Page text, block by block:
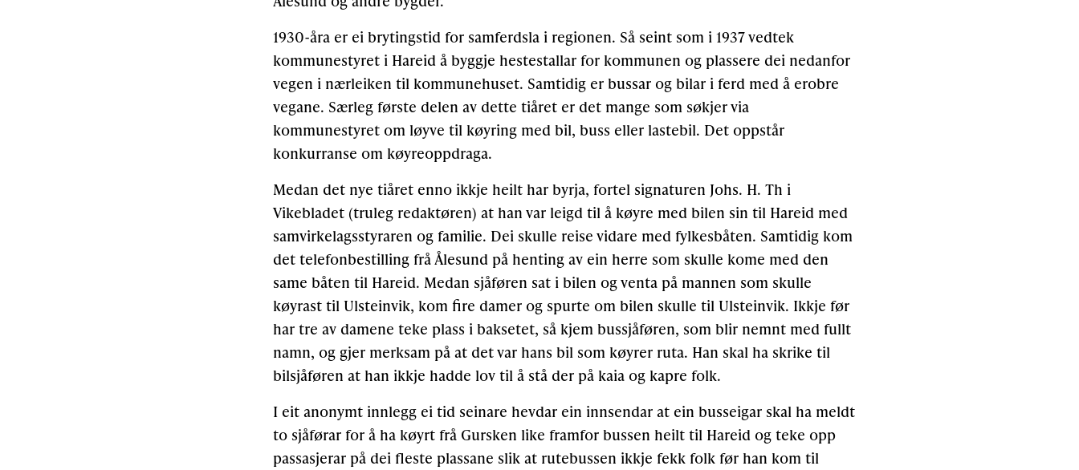
1930-åra er ei brytingstid for samferdsla i regionen. Så seint som i 1937 vedtek
kommunestyret i Hareid å byggje hestestallar for kommunen og plassere dei nedanfor
vegen i nærleiken til kommunehuset. Samtidig er bussar og bilar i ferd med å erobre
vegane. Særleg første delen av dette tiåret er det mange som søkjer via
kommunestyret om løyve til køyring med bil, buss eller lastebil. Det oppstår
konkurranse om køyreoppdraga.
Medan det nye tiåret enno ikkje heilt har byrja, fortel signaturen Johs. H. Th i
Vikebladet (truleg redaktøren) at han var leigd til å køyre med bilen sin til Hareid med
samvirkelagsstyraren og familie. Dei skulle reise vidare med fylkesbåten. Samtidig kom
det telefonbestilling frå Ålesund på henting av ein herre som skulle kome med den
same båten til Hareid. Medan sjåføren sat i bilen og venta på mannen som skulle
køyrast til Ulsteinvik, kom fire damer og spurte om bilen skulle til Ulsteinvik. Ikkje før
har tre av damene teke plass i baksetet, så kjem bussjåføren, som blir nemnt med fullt
namn, og gjer merksam på at det var hans bil som køyrer ruta. Han skal ha skrike til
bilsjåføren at han ikkje hadde lov til å stå der på kaia og kapre folk.
I eit anonymt innlegg ei tid seinare hevdar ein innsendar at ein busseigar skal ha meldt
to sjåførar for å ha køyrt frå Gursken like framfor bussen heilt til Hareid og teke opp
passasjerar på dei fleste plassane slik at rutebussen ikkje fekk folk før han kom til